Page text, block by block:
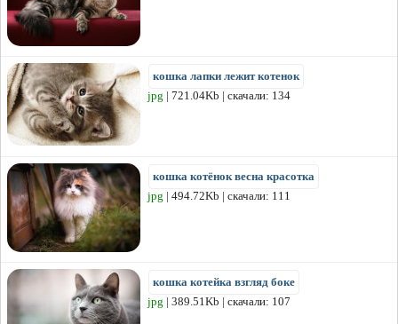
кошка лапки лежит котенок
jpg | 721.04Kb | скачали: 134
кошка котёнок весна красотка
jpg | 494.72Kb | скачали: 111
кошка котейка взгляд боке
jpg | 389.51Kb | скачали: 107